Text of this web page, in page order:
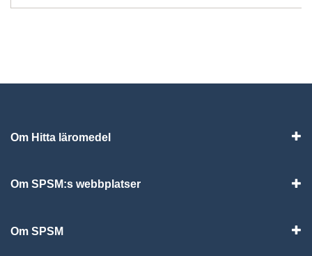
Om Hitta läromedel
Om SPSM:s webbplatser
Om SPSM